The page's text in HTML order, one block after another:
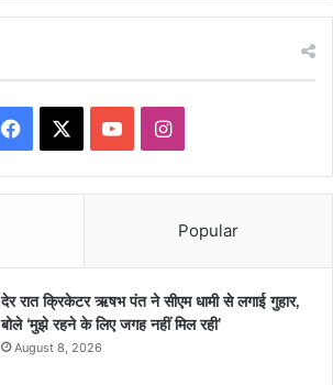
Facebook YouTubeInstagram
Popular
देर रात क्रिकेटर ऋषभ पंत ने सीएम धामी से लगाई गुहार,
बोले ‘मुझे रहने के लिए जगह नहीं मिल रही’
August 8, 2026